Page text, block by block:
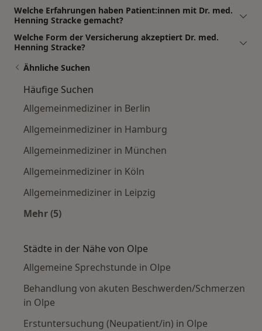
Welche Erfahrungen haben Patient:innen mit Dr. med.
Henning Stracke gemacht?
Welche Form der Versicherung akzeptiert Dr. med.
Henning Stracke?
Ähnliche Suchen
Häufige Suchen
Allgemeinmediziner in Berlin
Allgemeinmediziner in Hamburg
Allgemeinmediziner in München
Allgemeinmediziner in Köln
Allgemeinmediziner in Leipzig
Mehr (5)
Städte in der Nähe von Olpe
Allgemeine Sprechstunde in Olpe
Behandlung von akuten Beschwerden/Schmerzen
in Olpe
Erstuntersuchung (Neupatient/in) in Olpe